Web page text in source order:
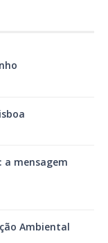
a mensagem
Ambiental